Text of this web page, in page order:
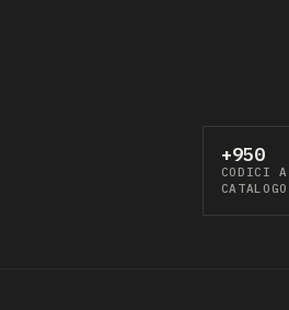
+950
CODICI A
CATALOGO